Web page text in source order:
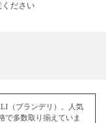
ください
（ブランデリ）。人気
で多数取り揃えていま